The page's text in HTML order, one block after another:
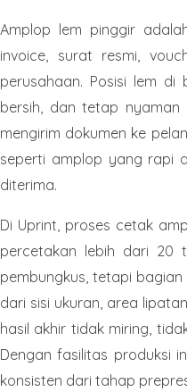
Amplop lem pinggir
invoice, surat resmi,
perusahaan. Posisi lem
bersih, dan tetap nyaman
mengirim dokumen ke
seperti amplop yang rapi
diterima.
Di Uprint, proses cetak
percetakan lebih dari 20
pembungkus, tetapi
dari sisi ukuran, area
hasil akhir tidak miring,
Dengan fasilitas produksi
konsisten dari tahap